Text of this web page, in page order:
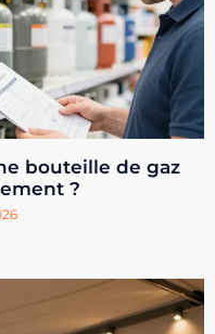
bouteille de gaz
?